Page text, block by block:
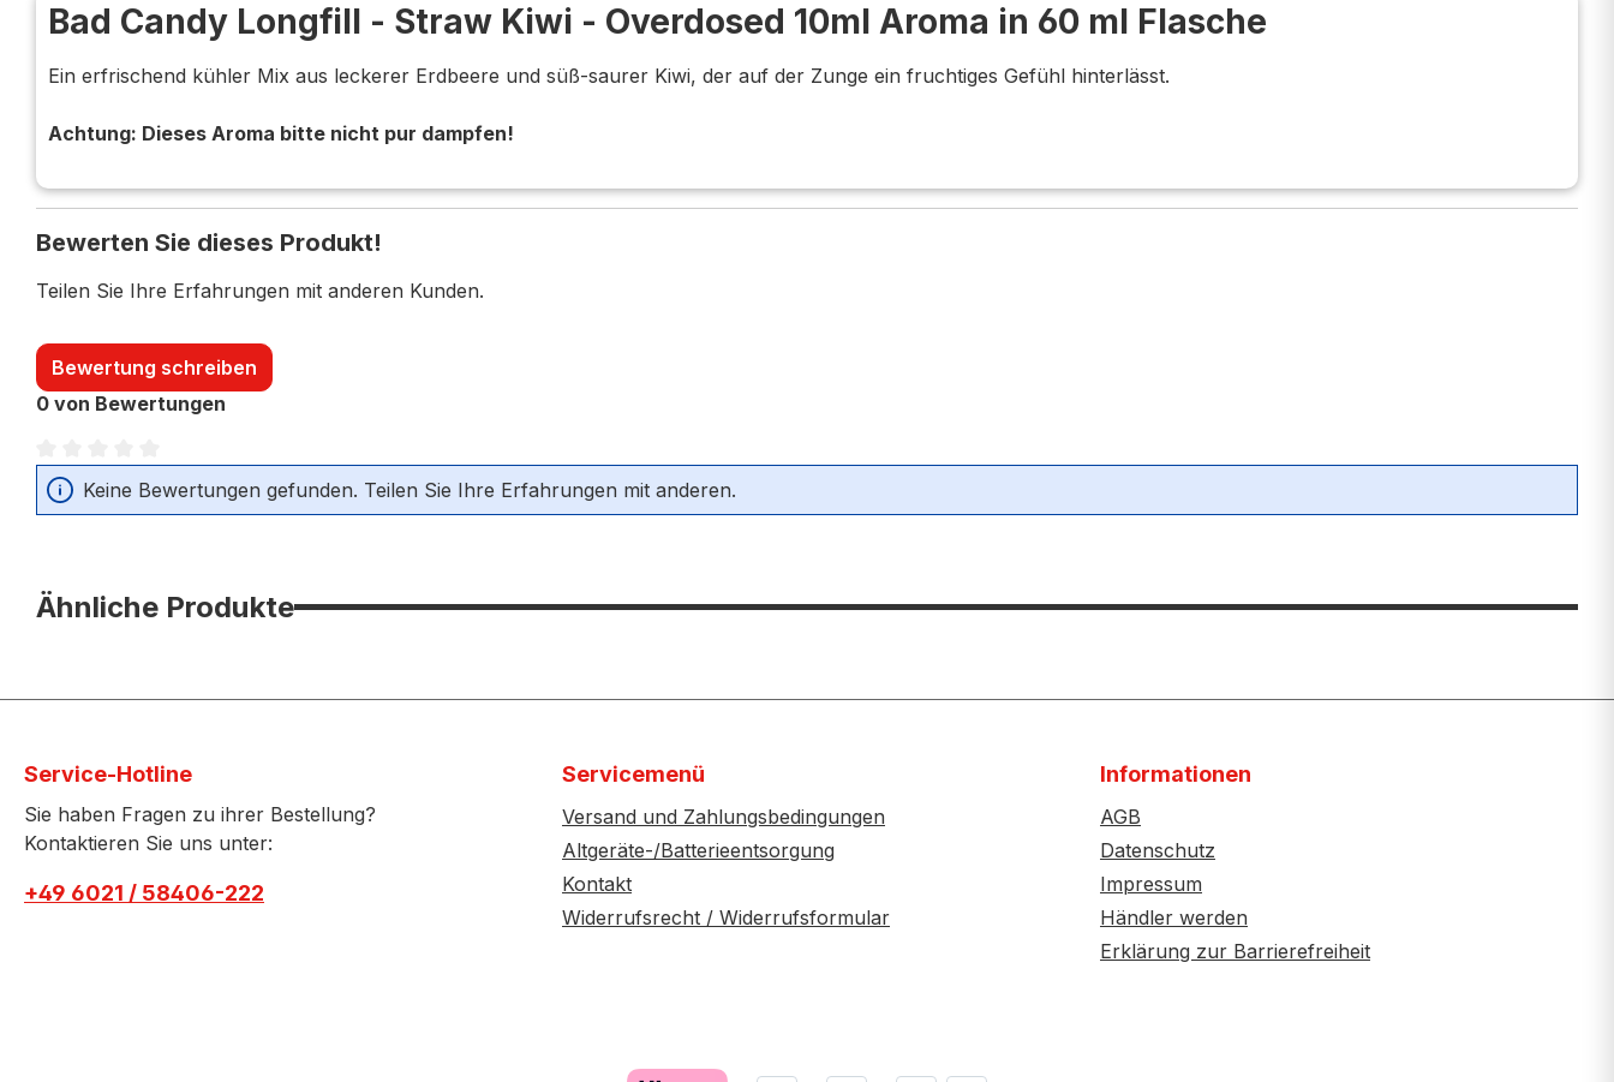
Bad Candy Longfill - Straw Kiwi - Overdosed 10ml Aroma in 60 ml Flasche
Ein erfrischend kühler Mix aus leckerer Erdbeere und süß-saurer Kiwi, der auf der Zunge ein fruchtiges Gefühl hinterlässt.
Achtung: Dieses Aroma bitte nicht pur dampfen!
Bewerten Sie dieses Produkt!
Teilen Sie Ihre Erfahrungen mit anderen Kunden.
Bewertung schreiben
0 von Bewertungen
Durchschnittliche Bewertung von 0 von 5 Sternen
Keine Bewertungen gefunden. Teilen Sie Ihre Erfahrungen mit anderen.
Ähnliche Produkte
Service-Hotline
Sie haben Fragen zu ihrer Bestellung?
Kontaktieren Sie uns unter:
+49 6021 / 58406-222
Servicemenü
Versand und Zahlungsbedingungen
Altgeräte-/Batterieentsorgung
Kontakt
Widerrufsrecht / Widerrufsformular
Informationen
AGB
Datenschutz
Impressum
Händler werden
Erklärung zur Barrierefreiheit